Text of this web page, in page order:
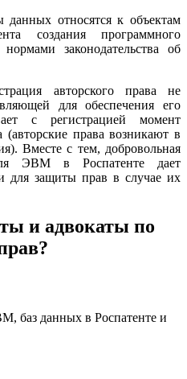
относятся к объектам
создания программного
законодательства об
авторского права не
для обеспечения его
с регистрацией момент
(авторские права возникают в
Вместе с тем, добровольная
ЭВМ в Роспатенте дает
для защиты прав в случае их
и адвокаты по
баз данных в Роспатенте и